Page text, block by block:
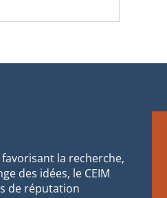
la recherche,
des idées, le CEIM
de réputation